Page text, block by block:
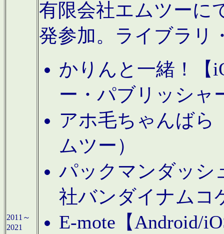
2011～
2021
有限会社エムツーに
発参加。ライブラリ
かりんと一緒！【
ー・パブリッシャ
アホ毛ちゃんばら
ムツー）
パックマンダッシ
社バンダイナムコ
E-mote【Android/